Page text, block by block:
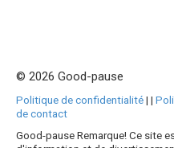
© 2026 Good-pause
Politique de confidentialité| |
de contact
Good-pause Remarque! Ce site